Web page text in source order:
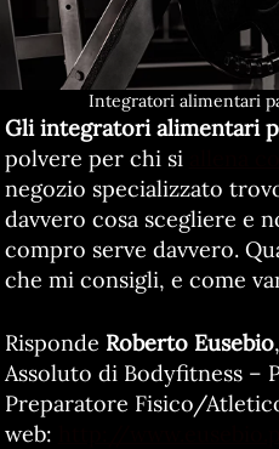
Integratori alimentari
Gli integratori alimentari
polvere per chi si
negozio specializzato
davvero cosa scegliere e
compro serve davvero.
che mi consigli, e come
Risponde Roberto Eusebio
Assoluto di Bodyfitness –
Preparatore Fisico/
web: